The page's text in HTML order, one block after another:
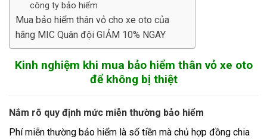
công ty bảo hiểm
Mua bảo hiểm thân vỏ cho xe oto của
hãng MIC Quân đội GIẢM 10% NGAY
Kinh nghiệm khi mua bảo hiểm thân vỏ xe oto
để không bị thiệt
Nắm rõ quy định mức miễn thường bảo hiểm
Phí miễn thường bảo hiểm là số tiền mà chủ hợp đồng chia